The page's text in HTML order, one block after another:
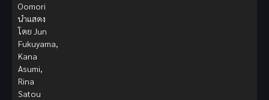
Oomori
นำแสดง
โดย Jun
Fukuyama,
Kana
Asumi,
Rina
Satou